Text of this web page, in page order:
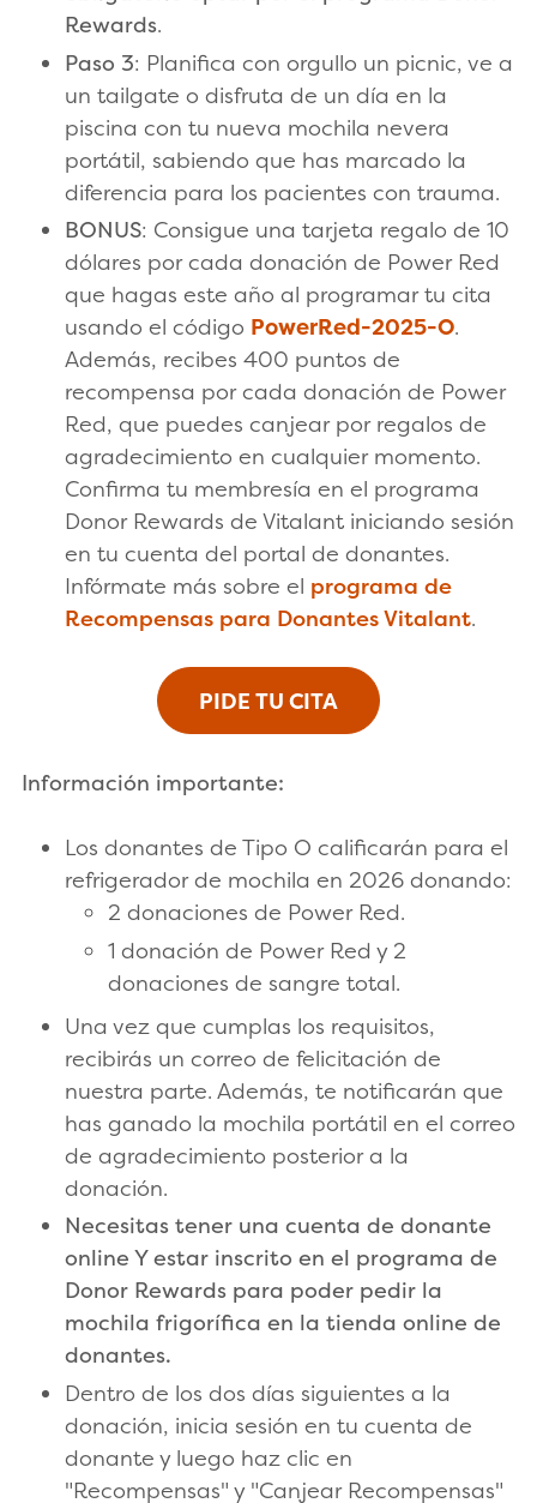
Rewards.
Paso 3: Planifica con orgullo un picnic, ve a
un tailgate o disfruta de un día en la
piscina con tu nueva mochila nevera
portátil, sabiendo que has marcado la
diferencia para los pacientes con trauma.
BONUS: Consigue una tarjeta regalo de 10
dólares por cada donación de Power Red
que hagas este año al programar tu cita
usando el código PowerRed-2025-O.
Además, recibes 400 puntos de
recompensa por cada donación de Power
Red, que puedes canjear por regalos de
agradecimiento en cualquier momento.
Confirma tu membresía en el programa
Donor Rewards de Vitalant iniciando sesión
en tu cuenta del portal de donantes.
Infórmate más sobre el programa de
Recompensas para Donantes Vitalant.
PIDE TU CITA
Información importante:
Los donantes de Tipo O calificarán para el
refrigerador de mochila en 2026 donando:
2 donaciones de Power Red.
1 donación de Power Red y 2
donaciones de sangre total.
Una vez que cumplas los requisitos,
recibirás un correo de felicitación de
nuestra parte. Además, te notificarán que
has ganado la mochila portátil en el correo
de agradecimiento posterior a la
donación.
Necesitas tener una cuenta de donante
online Y estar inscrito en el programa de
Donor Rewards para poder pedir la
mochila frigorífica en la tienda online de
donantes.
Dentro de los dos días siguientes a la
donación, inicia sesión en tu cuenta de
donante y luego haz clic en
"Recompensas" y "Canjear Recompensas"